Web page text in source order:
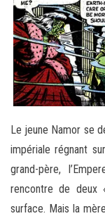
Le jeune Namor se
impériale régnant
grand-père,
rencontre de deux
surface. Mais la